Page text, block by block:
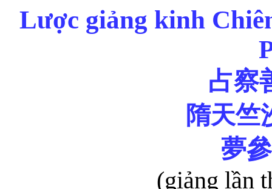
Lược giảng kinh
占察
隋天竺
夢
(giảng lần